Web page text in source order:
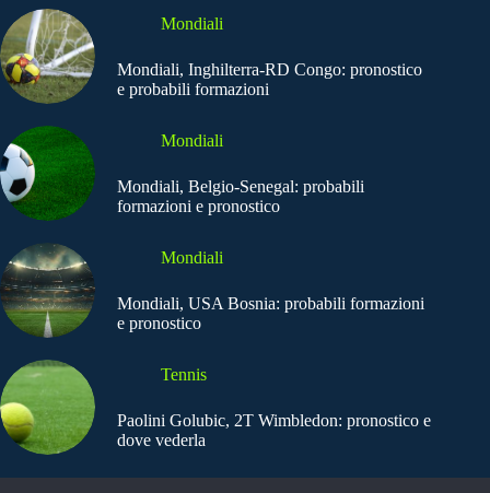
Mondiali
Mondiali, Inghilterra-RD Congo: pronostico
e probabili formazioni
Mondiali
Mondiali, Belgio-Senegal: probabili
formazioni e pronostico
Mondiali
Mondiali, USA Bosnia: probabili formazioni
e pronostico
Tennis
Paolini Golubic, 2T Wimbledon: pronostico e
dove vederla